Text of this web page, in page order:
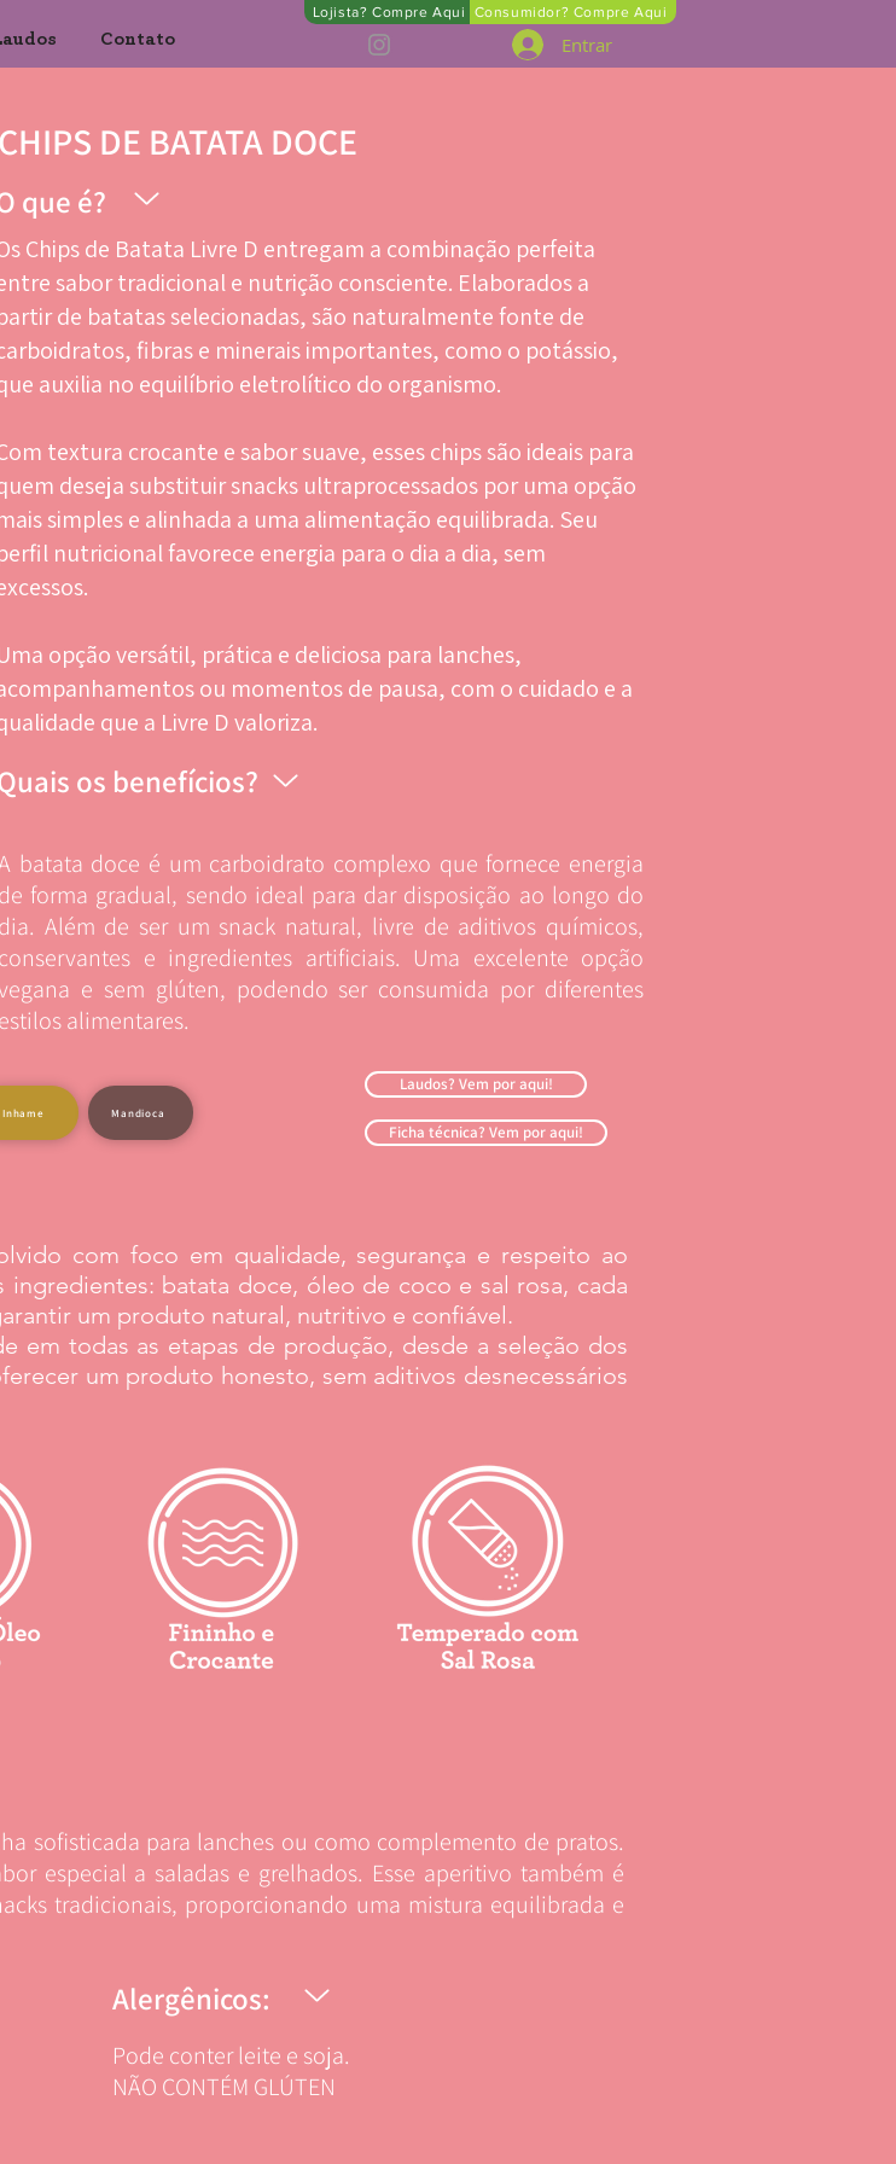
Lojista? Compre Aqui
Contato
Consumidor? Compre Aqui
Entrar
CHIPS DE BATATA DOCE
que é?
Chips de Batata Livre D entregam a combinação perfeita
sabor tradicional e nutrição consciente. Elaborados a
de batatas selecionadas, são naturalmente fonte de
fibras e minerais importantes, como o potássio,
auxilia no equilíbrio eletrolítico do organismo.
textura crocante e sabor suave, esses chips são ideais para
deseja substituir snacks ultraprocessados por uma opção
simples e alinhada a uma alimentação equilibrada. Seu
nutricional favorece energia para o dia a dia, sem
opção versátil, prática e deliciosa para lanches,
ou momentos de pausa, com o cuidado e a
que a Livre D valoriza.
os benefícios?
batata doce é um carboidrato complexo que fornece energia
de forma gradual, sendo ideal para dar disposição ao longo do
dia. Além de ser um snack natural, livre de aditivos químicos,
conservantes e ingredientes artificiais. Uma excelente opção
e sem glúten, podendo ser consumida por diferentes
estilos alimentares.
Inhame Mandioca
Laudos? Vem por aqui!
Ficha técnica? Vem por aqui!
com foco em qualidade, segurança e respeito ao
ingredientes: batata doce, óleo de coco e sal rosa, cada
um produto natural, nutritivo e confiável.
em todas as etapas de produção, desde a seleção dos
um produto honesto, sem aditivos desnecessários
sofisticada para lanches ou como complemento de pratos.
especial a saladas e grelhados. Esse aperitivo também é
tradicionais, proporcionando uma mistura equilibrada e
Alergênicos:
Pode conter leite e soja.
NÃO CONTÉM GLÚTEN